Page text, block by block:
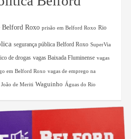
Belford Roxo prisão em Belford Roxo Rio
segurança pública Belford Roxo SuperVia
de drogas vagas Baixada Fluminense vagas
em Belford Roxo vagas de emprego na
João de Meriti Waguinho Águas do Rio